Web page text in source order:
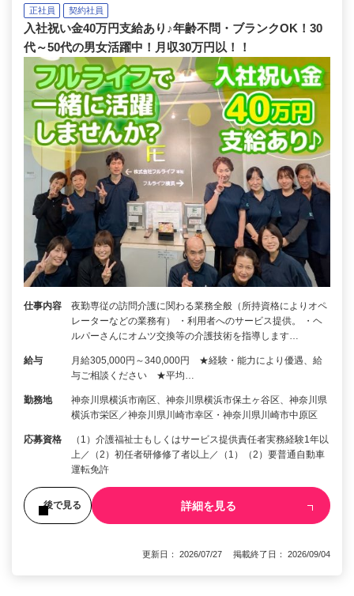
正社員 契約社員
入社祝い金40万円支給あり♪年齢不問・ブランクOK！30
代～50代の男女活躍中！月収30万円以！！
仕事内容
夜勤専従の訪問介護に関わる業務全般（所持資格によりオペ
レーターなどの業務有） ・利用者へのサービス提供。 ・ヘ
ルパーさんにオムツ交換等の介護技術を指導します…
給与
月給305,000円～340,000円 ★経験・能力により優遇、給
与ご相談ください ★平均…
勤務地
神奈川県横浜市南区、神奈川県横浜市保土ヶ谷区、神奈川県
横浜市栄区／神奈川県川崎市幸区・神奈川県川崎市中原区
応募資格
（1）介護福祉士もしくはサービス提供責任者実務経験1年以
上／（2）初任者研修修了者以上／（1）（2）要普通自動車
運転免許
後で見る 詳細を見る
更新日： 2026/07/27 掲載終了日： 2026/09/04